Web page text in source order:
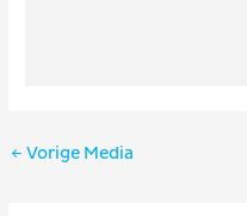
Bericht
← Vorige Media